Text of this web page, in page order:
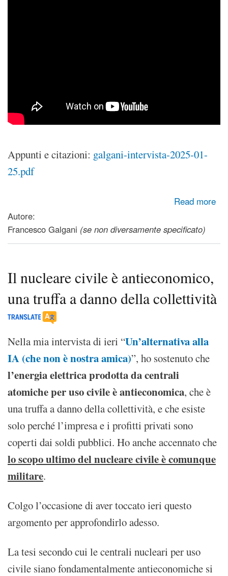
Appunti e citazioni: galgani-intervista-2025-01-
25.pdf
Read more
about Un'alternativa all'IA (che non è nostra amica), con
Autore:
Francesco Galgani (se non diversamente specificato)
Il nucleare civile è antieconomico,
una truffa a danno della collettività
Nella mia intervista di ieri “Un’alternativa alla
IA (che non è nostra amica)”, ho sostenuto che
l’energia elettrica prodotta da centrali
atomiche per uso civile è antieconomica, che è
una truffa a danno della collettività, e che esiste
solo perché l’impresa e i profitti privati sono
coperti dai soldi pubblici. Ho anche accennato che
lo scopo ultimo del nucleare civile è comunque
militare.
Colgo l’occasione di aver toccato ieri questo
argomento per approfondirlo adesso.
La tesi secondo cui le centrali nucleari per uso
civile siano fondamentalmente antieconomiche si